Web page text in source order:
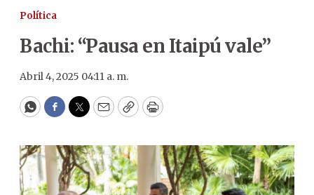
Política
Bachi: “Pausa en Itaipú vale”
Abril 4, 2025 04:11 a. m.
WhatsApp
Facebook
Twitter
EmailCopyPrint